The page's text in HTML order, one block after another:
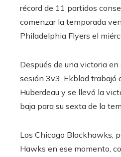
récord de 11 partidos
comenzar la temporada
Philadelphia Flyers el
Después de una victoria en
sesión 3v3, Ekblad trabajó
Huberdeau y se llevó la
baja para su sexta de la
Los Chicago Blackhawks,
Hawks en ese momento,